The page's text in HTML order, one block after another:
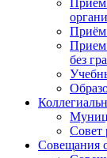
Прием
Приём
Прием
без
Совет
Совещания